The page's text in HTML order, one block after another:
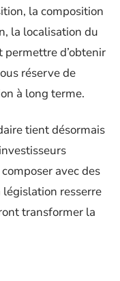
la composition
la localisation du
permettre d’obtenir
réserve de
à long terme.
tient désormais
avec des
législation resserre
transformer la